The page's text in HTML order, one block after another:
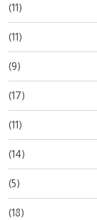
(11)
(11)
(9)
(17)
(11)
(14)
(5)
(18)